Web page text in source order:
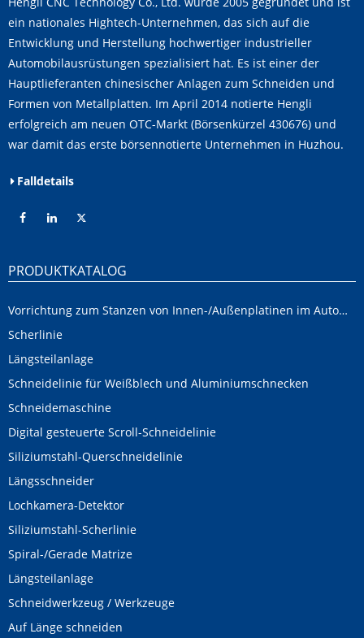
ein nationales Hightech-Unternehmen, das sich auf die
Entwicklung und Herstellung hochwertiger industrieller
Automobilausrüstungen spezialisiert hat. Es ist einer der
Hauptlieferanten chinesischer Anlagen zum Schneiden und
Formen von Metallplatten. Im April 2014 notierte Hengli
erfolgreich am neuen OTC-Markt (Börsenkürzel 430676) und
war damit das erste börsennotierte Unternehmen in Huzhou.
Falldetails
PRODUKTKATALOG
Vorrichtung zum Stanzen von Innen-/Außenplatinen im Automobilbereich
Scherlinie
Längsteilanlage
Schneidelinie für Weißblech und Aluminiumschnecken
Schneidemaschine
Digital gesteuerte Scroll-Schneidelinie
Siliziumstahl-Querschneidelinie
Längsschneider
Lochkamera-Detektor
Siliziumstahl-Scherlinie
Spiral-/Gerade Matrize
Längsteilanlage
Schneidwerkzeug / Werkzeuge
Auf Länge schneiden